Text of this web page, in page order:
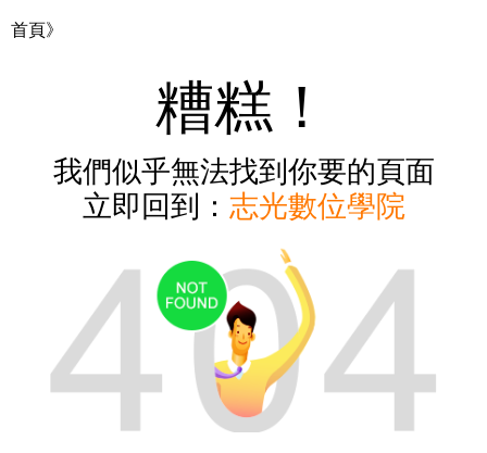
首頁》
糟糕！
我們似乎無法找到你要的頁面
立即回到： 志光數位學院